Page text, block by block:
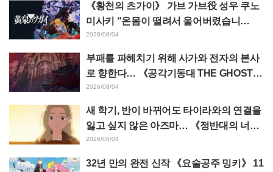
《황천의 츠가이》 가브 가브役 성우 쿠노
미사키 “온몸이 떨려서 울어버렸습니
다…” 제17화에서의 “혼신의 명연” 비하인
드를 밝히다
2026/08/04
부패를 파헤치기 위해 사가와 전자의 본사
로 향한다… 《공각기동대 THE GHOST I
N THE SHELL》 제5화 줄거리·장면 컷·에
피소드 비주얼 공개
2026/08/04
새 학기, 반이 바뀌어도 타이라와의 연결을
잃고 싶지 않은 아즈마… 《정반대의 너와
나》 제18화 줄거리·장면 컷 해금
2026/08/04
32년 만의 완전 신작 《요술공주 밍키》 11